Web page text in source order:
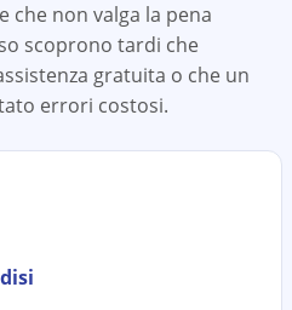
che non valga la pena
scoprono tardi che
gratuita o che un
errori costosi.